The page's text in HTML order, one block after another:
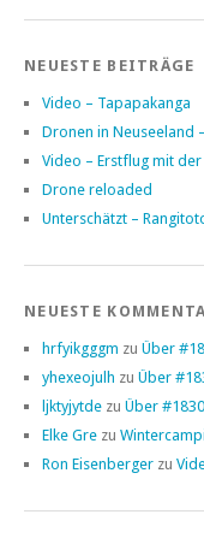
NEUESTE BEITRÄGE
Video – Tapapakanga
Dronen in Neuseeland
Video – Erstflug mit
Drone reloaded
Unterschätzt –
NEUESTE
hrfyikgggm zu Über
yhexeojulh zu Über
ljktyjytde zu Über
Elke Gre zu
Ron Eisenberger zu